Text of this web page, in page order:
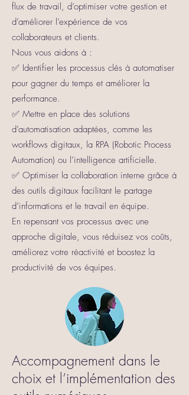
flux de travail, d’optimiser votre gestion et
d’améliorer l’expérience de vos
collaborateurs et clients.
Nous vous aidons à :
✅ Identifier les processus clés à automatiser
pour gagner du temps et améliorer la
performance.
✅ Mettre en place des solutions
d’automatisation adaptées, comme les
workflows digitaux, la RPA (Robotic Process
Automation) ou l’intelligence artificielle.
✅ Optimiser la collaboration interne grâce à
des outils digitaux facilitant le partage
d’informations et le travail en équipe.
En repensant vos processus avec une
approche digitale, vous réduisez vos coûts,
améliorez votre réactivité et boostez la
productivité de vos équipes.
Accompagnement dans le
choix et l’implémentation des